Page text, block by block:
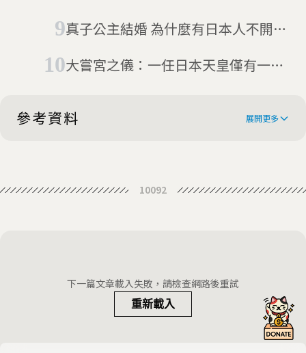
真子公主結婚 為什麼有日本人不開
大嘗宮之儀：一任日本天皇僅有一次
參考資料 展開更多
published expert on tiny fish
JAPAN’S EMPEROR
CONTRIBUTES TO FISH
10092
下一篇文章載入失敗，請檢查網路後重試
重新載入